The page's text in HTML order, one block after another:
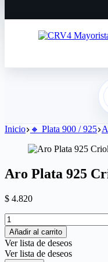
Inicio 🔸​ Plata 900 / 925
Aro Plata 925
$ 4.820
Aro
Plata
925
Criollo
Canasta
Añadir al carrito
Ver lista de deseos
Ver lista de deseos